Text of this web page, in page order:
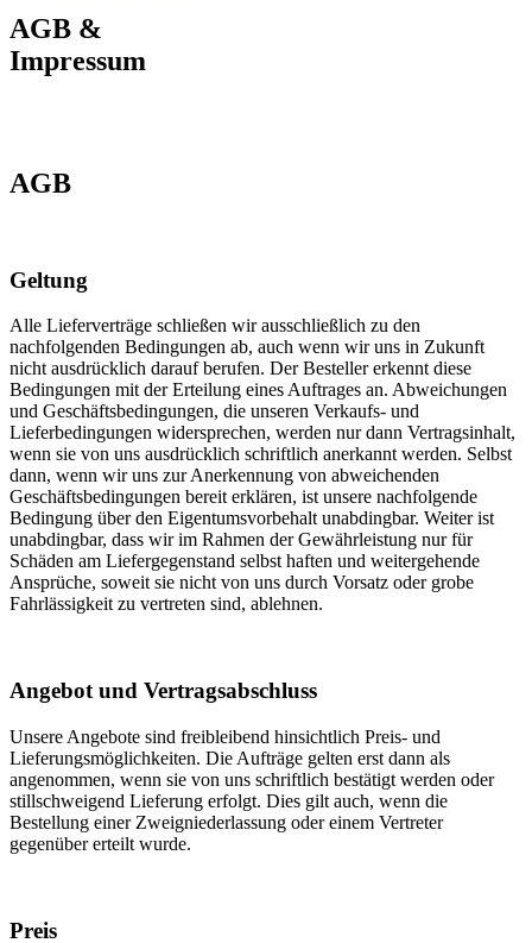
AGB &
Impressum
AGB
Geltung
Alle Lieferverträge schließen wir ausschließlich zu den
nachfolgenden Bedingungen ab, auch wenn wir uns in Zukunft
nicht ausdrücklich darauf berufen. Der Besteller erkennt diese
Bedingungen mit der Erteilung eines Auftrages an. Abweichungen
und Geschäftsbedingungen, die unseren Verkaufs- und
Lieferbedingungen widersprechen, werden nur dann Vertragsinhalt,
wenn sie von uns ausdrücklich schriftlich anerkannt werden. Selbst
dann, wenn wir uns zur Anerkennung von abweichenden
Geschäftsbedingungen bereit erklären, ist unsere nachfolgende
Bedingung über den Eigentumsvorbehalt unabdingbar. Weiter ist
unabdingbar, dass wir im Rahmen der Gewährleistung nur für
Schäden am Liefergegenstand selbst haften und weitergehende
Ansprüche, soweit sie nicht von uns durch Vorsatz oder grobe
Fahrlässigkeit zu vertreten sind, ablehnen.
Angebot und Vertragsabschluss
Unsere Angebote sind freibleibend hinsichtlich Preis- und
Lieferungsmöglichkeiten. Die Aufträge gelten erst dann als
angenommen, wenn sie von uns schriftlich bestätigt werden oder
stillschweigend Lieferung erfolgt. Dies gilt auch, wenn die
Bestellung einer Zweigniederlassung oder einem Vertreter
gegenüber erteilt wurde.
Preis